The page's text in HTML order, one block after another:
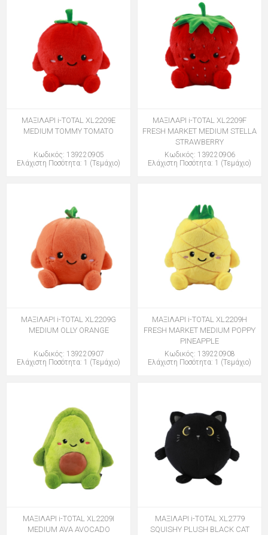
ΜΑΞΙΛΑΡΙ i-TOTAL XL2209E
MEDIUM TOMMY TOMATO
Κωδικός: 139220905
Ελάχιστη Ποσότητα: 1 (Τεμάχιο)
ΜΑΞΙΛΑΡΙ i-TOTAL XL2209F
FRESH MARKET MEDIUM STELLA
STRAWBERRY
Κωδικός: 139220906
Ελάχιστη Ποσότητα: 1 (Τεμάχιο)
ΜΑΞΙΛΑΡΙ i-TOTAL XL2209G
MEDIUM OLLY ORANGE
Κωδικός: 139220907
Ελάχιστη Ποσότητα: 1 (Τεμάχιο)
ΜΑΞΙΛΑΡΙ i-TOTAL XL2209H
FRESH MARKET MEDIUM POPPY
PINEAPPLE
Κωδικός: 139220908
Ελάχιστη Ποσότητα: 1 (Τεμάχιο)
ΜΑΞΙΛΑΡΙ i-TOTAL XL2209I
MEDIUM AVA AVOCADO
ΜΑΞΙΛΑΡΙ i-TOTAL XL2779
SQUISHY PLUSH BLACK CAT